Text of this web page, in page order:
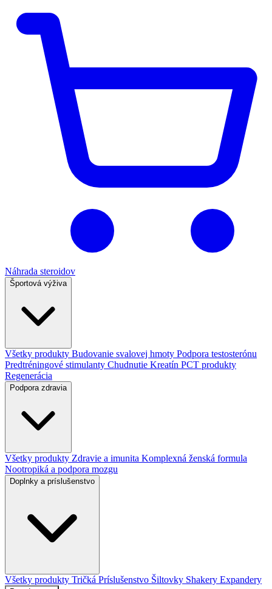
Náhrada steroidov
Športová výživa
Všetky produkty Budovanie svalovej hmoty Podpora testosterónu
Predtréningové stimulanty Chudnutie Kreatín PCT produkty
Regenerácia
Podpora zdravia
Všetky produkty Zdravie a imunita Komplexná ženská formula
Nootropiká a podpora mozgu
Doplnky a príslušenstvo
Všetky produkty Tričká Príslušenstvo Šiltovky Shakery Expandery